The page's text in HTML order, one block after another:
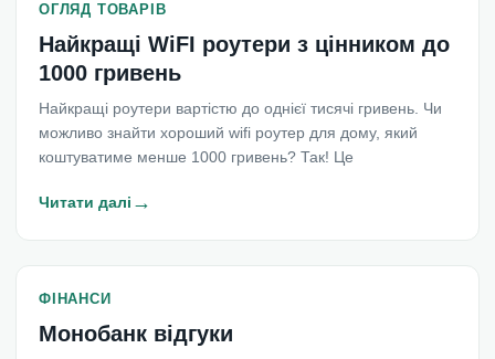
ОГЛЯД ТОВАРІВ
Найкращі WiFI роутери з цінником до
1000 гривень
Найкращі роутери вартістю до однієї тисячі гривень. Чи
можливо знайти хороший wifi роутер для дому, який
коштуватиме менше 1000 гривень? Так! Це
Читати далі →
ФІНАНСИ
Монобанк відгуки